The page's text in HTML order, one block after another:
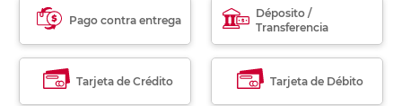
Pago contra entrega
Déposito /
Transferencia
Tarjeta de Crédito Tarjeta de Débito